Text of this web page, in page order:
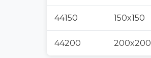
44150 150x150
44200 200x200